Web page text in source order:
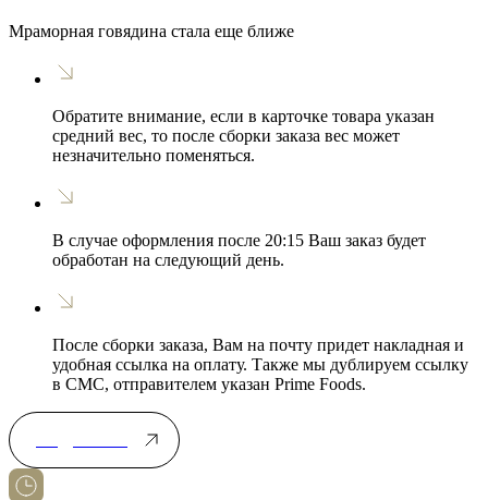
Мраморная говядина стала еще ближе
Обратите внимание, если в карточке товара указан
средний вес, то после сборки заказа вес может
незначительно поменяться.
В случае оформления после 20:15 Ваш заказ будет
обработан на следующий день.
После сборки заказа, Вам на почту придет накладная и
удобная ссылка на оплату. Также мы дублируем ссылку
в СМС, отправителем указан Prime Foods.